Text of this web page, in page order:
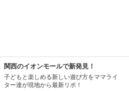
関西のイオンモールで新発見！
子どもと楽しめる新しい遊び方をママライ
ター達が現地から最新リポ！